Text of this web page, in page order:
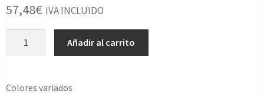
57,48€ IVA INCLUIDO
Plastico
Añadir al carrito
Colores variados